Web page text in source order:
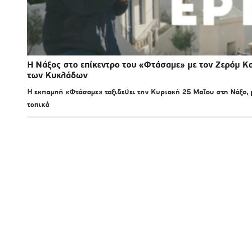
Η Νάξος στο επίκεντρο του «Φτάσαμε» με τον Ζερόμ
των Κυκλάδων
Η εκπομπή «Φτάσαμε» ταξιδεύει την Κυριακή 25 Μαΐου στη Νάξο,
τοπικά